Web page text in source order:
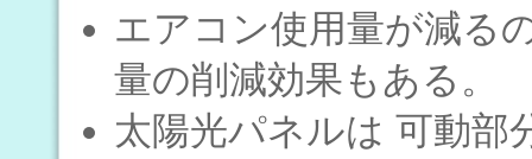
エアコン使用量が減る
量の削減効果もある。
太陽光パネルは 可動部